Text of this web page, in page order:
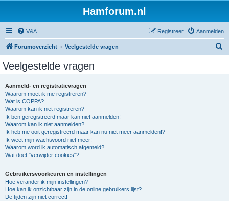
Hamforum.nl
V&A Aanmelden
Registreer
Forumoverzicht Veelgestelde vragen
Veelgestelde vragen
Aanmeld- en registratievragen
Waarom moet ik me registreren?
Wat is COPPA?
Waarom kan ik niet registreren?
Ik ben geregistreerd maar kan niet aanmelden!
Waarom kan ik niet aanmelden?
Ik heb me ooit geregistreerd maar kan nu niet meer aanmelden!?
Ik weet mijn wachtwoord niet meer!
Waarom word ik automatisch afgemeld?
Wat doet "verwijder cookies"?
Gebruikersvoorkeuren en instellingen
Hoe verander ik mijn instellingen?
Hoe kan ik onzichtbaar zijn in de online gebruikers lijst?
De tijden zijn niet correct!